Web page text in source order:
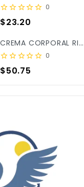
0
Precio
$23.20
CREMA CORPORAL RICITOS DE ORO ALOE&CALENDULA 250ML X/12
0
Precio
$50.75